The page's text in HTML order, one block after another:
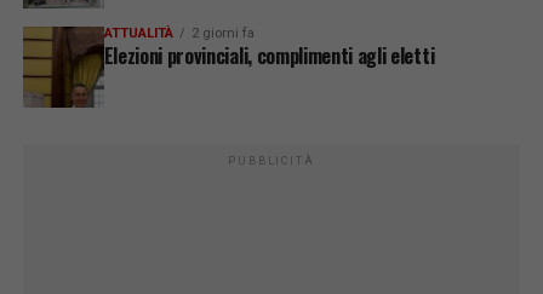
ATTUALITÀ 2 giorni fa
Elezioni provinciali, complimenti agli eletti
PUBBLICITÀ